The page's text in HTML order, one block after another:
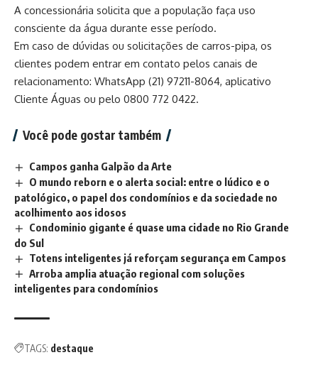
A concessionária solicita que a população faça uso
consciente da água durante esse período.
Em caso de dúvidas ou solicitações de carros-pipa, os
clientes podem entrar em contato pelos canais de
relacionamento: WhatsApp (21) 97211-8064, aplicativo
Cliente Águas ou pelo 0800 772 0422.
Você pode gostar também
Campos ganha Galpão da Arte
O mundo reborn e o alerta social: entre o lúdico e o
patológico, o papel dos condomínios e da sociedade no
acolhimento aos idosos
Condominio gigante é quase uma cidade no Rio Grande
do Sul
Totens inteligentes já reforçam segurança em Campos
Arroba amplia atuação regional com soluções
inteligentes para condomínios
TAGS: destaque